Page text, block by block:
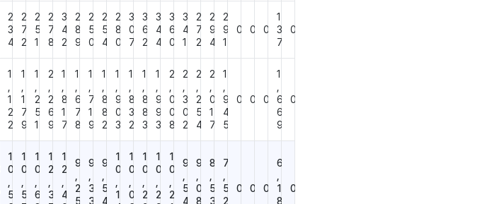
2
3
4
2
7
2
2
5
1
2
7
8
3
4
2
2
8
9
2
5
0
2
5
4
2
8
0
3
0
7
3
6
2
3
4
4
3
6
0
3
4
1
2
7
2
2
9
4
2
9
1
0 0 0
1
3
7
0
1
1
2
2
1
1
7
9
1
2
5
1
2
2
6
9
1
8
1
7
1
6
7
8
1
7
1
9
1
8
8
2
1
9
0
3
1
8
3
2
1
8
8
3
1
9
9
3
2
0
0
8
2
3
0
2
2
2
5
4
2
0
1
7
1
9
4
5
0 0 0
1
6
6
9
0
1
0
5
1
0
5
1
0
6
1
2
3
1
2
4
9
2
5
9
3
3
9
5
4
1
0
1
1
0
0
1
0
2
1
0
2
1
0
2
9
5
4
9
0
8
8
5
3
7
5
2
0 0 0
6
1
8
0